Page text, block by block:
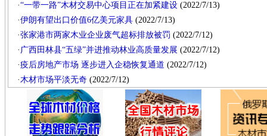
·“一带一路”木材交易中心项目正在加紧建设 (2022/7/13)
·伊朗有望出口价值6亿美元家具 (2022/7/13)
·张家港市两家木业企业废气超标排放被罚 (2022/7/12)
· 广西田林县“五绿”并进推动林业高质量发展 (2022/7/12)
·疫后房地产市场 逐步进入企稳恢复通道 (2022/7/12)
·木材市场平淡无奇 (2022/7/12)